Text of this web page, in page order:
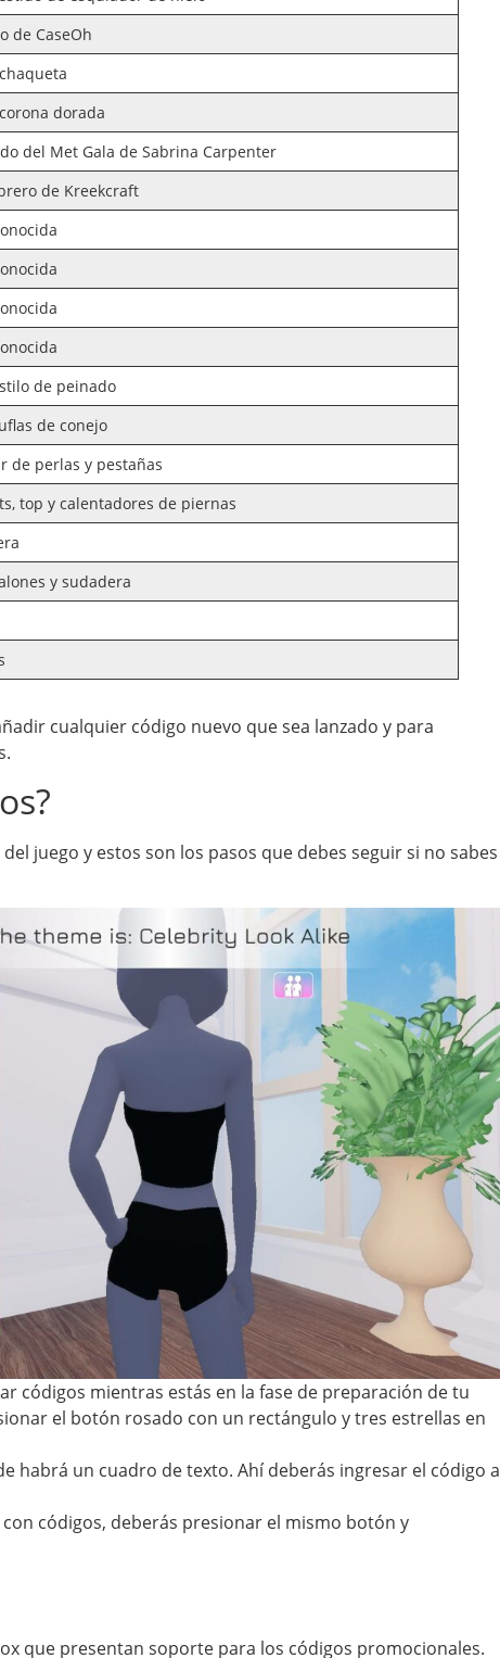
de CaseOh
dorada
del Met Gala de Sabrina Carpenter
de Kreekcraft
de peinado
de conejo
de perlas y pestañas
top y calentadores de piernas
y sudadera
cualquier código nuevo que sea lanzado y para
juego y estos son los pasos que debes seguir si no sabes
códigos mientras estás en la fase de preparación de tu
el botón rosado con un rectángulo y tres estrellas en
habrá un cuadro de texto. Ahí deberás ingresar el código a
códigos, deberás presionar el mismo botón y
que presentan soporte para los códigos promocionales.